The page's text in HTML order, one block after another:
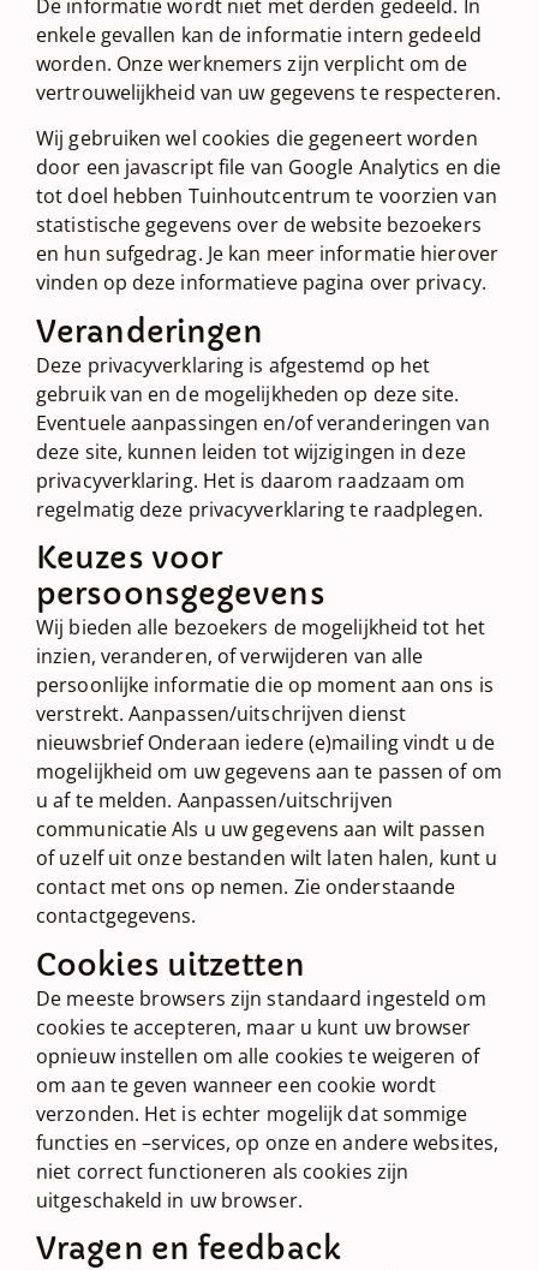
De informatie wordt niet met derden gedeeld. In
enkele gevallen kan de informatie intern gedeeld
worden. Onze werknemers zijn verplicht om de
vertrouwelijkheid van uw gegevens te respecteren.
Wij gebruiken wel cookies die gegeneert worden
door een javascript file van Google Analytics en die
tot doel hebben Tuinhoutcentrum te voorzien van
statistische gegevens over de website bezoekers
en hun sufgedrag. Je kan meer informatie hierover
vinden op deze informatieve pagina over privacy.
Veranderingen
Deze privacyverklaring is afgestemd op het
gebruik van en de mogelijkheden op deze site.
Eventuele aanpassingen en/of veranderingen van
deze site, kunnen leiden tot wijzigingen in deze
privacyverklaring. Het is daarom raadzaam om
regelmatig deze privacyverklaring te raadplegen.
Keuzes voor
persoonsgegevens
Wij bieden alle bezoekers de mogelijkheid tot het
inzien, veranderen, of verwijderen van alle
persoonlijke informatie die op moment aan ons is
verstrekt. Aanpassen/uitschrijven dienst
nieuwsbrief Onderaan iedere (e)mailing vindt u de
mogelijkheid om uw gegevens aan te passen of om
u af te melden. Aanpassen/uitschrijven
communicatie Als u uw gegevens aan wilt passen
of uzelf uit onze bestanden wilt laten halen, kunt u
contact met ons op nemen. Zie onderstaande
contactgegevens.
Cookies uitzetten
De meeste browsers zijn standaard ingesteld om
cookies te accepteren, maar u kunt uw browser
opnieuw instellen om alle cookies te weigeren of
om aan te geven wanneer een cookie wordt
verzonden. Het is echter mogelijk dat sommige
functies en –services, op onze en andere websites,
niet correct functioneren als cookies zijn
uitgeschakeld in uw browser.
Vragen en feedback